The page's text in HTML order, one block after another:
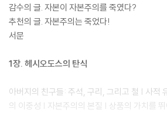
고 있다. 애플과 구글은 우리가 무엇을 보고, 읽
서 만나는지조차 우리 자신보다 자세히 알고 있
클라우드 기반의 기업들이 우리의 정보를 모으
는 것이다. 상황은 더 악화되어 이제는 친구에게
은 사라지고 어쩔 수 없는 ‘동의’만 남은 것이
인지하지 못하고 즐거운 놀이처럼 우리의 정보
감수의 글. 자본이 자본주의를 죽였다?
추천의 글. 자본주의는 죽었다!
서문
1장. 헤시오도스의 탄식
아버지의 친구들: 주석, 구리, 그리고 철 | 사적
의 이중성 | 자본주의의 본질 | 상품의 가치를